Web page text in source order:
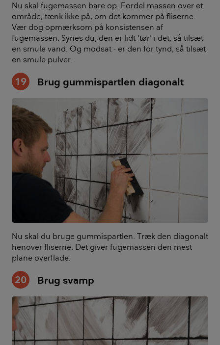
Nu skal fugemassen bare op. Fordel massen over et
område, tænk ikke på, om det kommer på fliserne.
Vær dog opmærksom på konsistensen af
fugemassen. Synes du, den er lidt 'tør' i det, så tilsæt
en smule vand. Og modsat - er den for tynd, så tilsæt
en smule pulver.
19 Brug gummispartlen diagonalt
Nu skal du bruge gummispartlen. Træk den diagonalt
henover fliserne. Det giver fugemassen den mest
plane overflade.
20 Brug svamp